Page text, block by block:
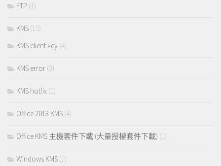
FTP (1)
KMS (15)
KMS client key (4)
KMS error (3)
KMS hotfix (1)
Office 2013 KMS (4)
Office KMS 主機套件下載 (大量授權套件下載) (1)
Windows KMS (1)